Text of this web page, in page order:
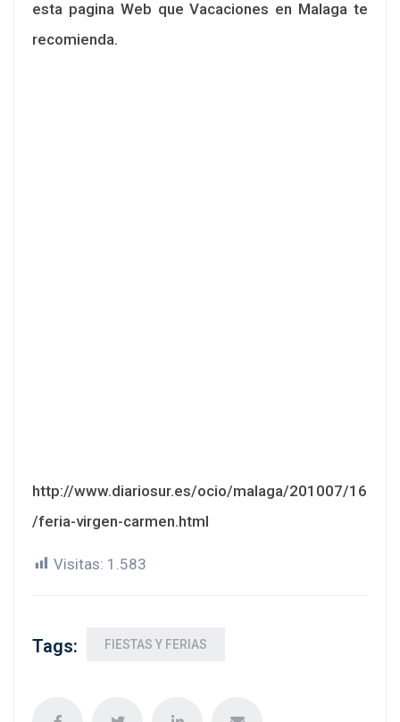
esta pagina Web que Vacaciones en Malaga te
recomienda.
http://www.diariosur.es/ocio/malaga/201007/16
/feria-virgen-carmen.html
Visitas: 1.583
Tags: FIESTAS Y FERIAS